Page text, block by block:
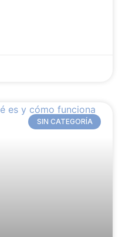
SIN CATEGORÍA